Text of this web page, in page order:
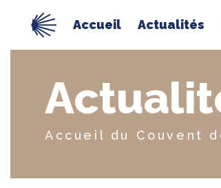
Accueil Actualités
Accueil du Couvent